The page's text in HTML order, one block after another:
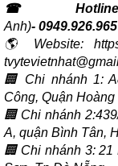
☎
Anh)- 0949.926.965
🌎 Website:
🏢 Chi nhánh 1:
Công, Quận
🏢 Chi nhánh
A, quận Bình Tân,
🏢 Chi nhánh 3: 21